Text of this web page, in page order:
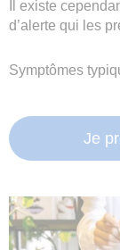
Il existe
d’alerte qui les
Symptômes
Je